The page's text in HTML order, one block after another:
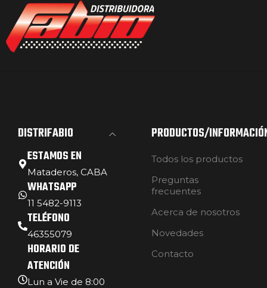
DISTRIFABIO
ESTAMOS EN
Mataderos, CABA
WHATSAPP
11 5482-9113
TELÉFONO
46355079
HORARIO DE
ATENCIÓN
Lun a Vie de 8:00
PRODUCTOS/
Todos los productos
Preguntas
frecuentes
Acerca de nosotros
Novedades
Contacto